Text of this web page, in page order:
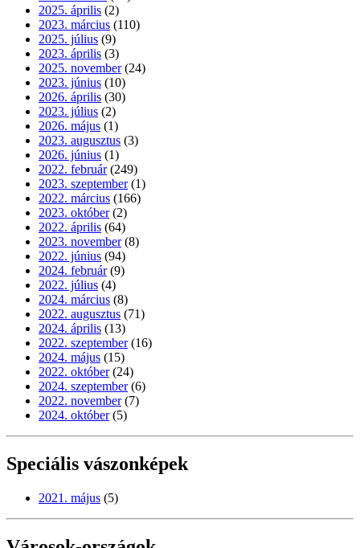
2025. április (2)
2023. március (110)
2025. július (9)
2023. április (3)
2025. november (24)
2023. június (10)
2026. április (30)
2023. július (2)
2026. május (1)
2023. augusztus (3)
2026. június (1)
2022. február (249)
2023. szeptember (1)
2022. március (166)
2023. október (2)
2022. április (64)
2023. november (8)
2022. június (94)
2024. február (9)
2022. július (4)
2024. március (8)
2022. augusztus (71)
2024. április (13)
2022. szeptember (16)
2024. május (15)
2022. október (24)
2024. szeptember (6)
2022. november (7)
2024. október (5)
Speciális vászonképek
2021. május (5)